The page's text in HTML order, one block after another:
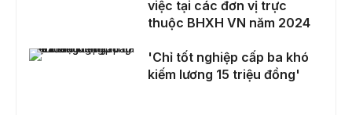
việc tại các đơn vị trực
thuộc BHXH VN năm 2024
'Chỉ tốt nghiệp cấp ba khó kiếm lương 15 triệu đồng'
'Chỉ tốt nghiệp cấp ba khó
kiếm lương 15 triệu đồng'